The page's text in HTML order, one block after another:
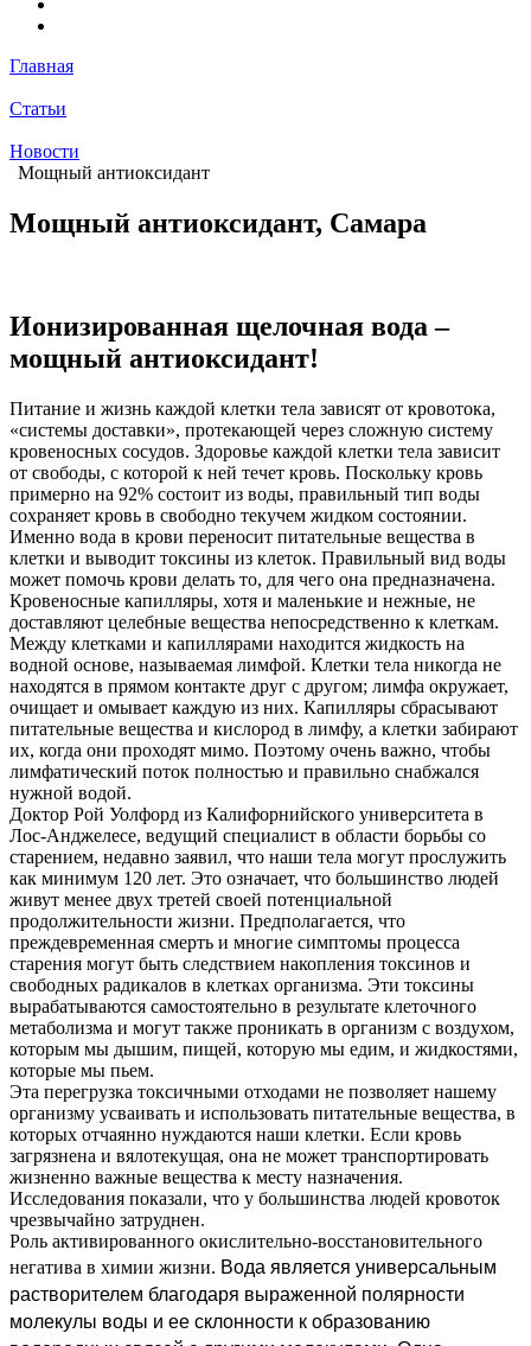
Главная
Статьи
Новости
Мощный антиоксидант
Мощный антиоксидант, Самара
Ионизированная щелочная вода –
мощный антиоксидант!
Питание и жизнь каждой клетки тела зависят от кровотока,
«системы доставки», протекающей через сложную систему
кровеносных сосудов. Здоровье каждой клетки тела зависит
от свободы, с которой к ней течет кровь. Поскольку кровь
примерно на 92% состоит из воды, правильный тип воды
сохраняет кровь в свободно текучем жидком состоянии.
Именно вода в крови переносит питательные вещества в
клетки и выводит токсины из клеток. Правильный вид воды
может помочь крови делать то, для чего она предназначена.
Кровеносные капилляры, хотя и маленькие и нежные, не
доставляют целебные вещества непосредственно к клеткам.
Между клетками и капиллярами находится жидкость на
водной основе, называемая лимфой. Клетки тела никогда не
находятся в прямом контакте друг с другом; лимфа окружает,
очищает и омывает каждую из них. Капилляры сбрасывают
питательные вещества и кислород в лимфу, а клетки забирают
их, когда они проходят мимо. Поэтому очень важно, чтобы
лимфатический поток полностью и правильно снабжался
нужной водой.
Доктор Рой Уолфорд из Калифорнийского университета в
Лос-Анджелесе, ведущий специалист в области борьбы со
старением, недавно заявил, что наши тела могут прослужить
как минимум 120 лет. Это означает, что большинство людей
живут менее двух третей своей потенциальной
продолжительности жизни. Предполагается, что
преждевременная смерть и многие симптомы процесса
старения могут быть следствием накопления токсинов и
свободных радикалов в клетках организма. Эти токсины
вырабатываются самостоятельно в результате клеточного
метаболизма и могут также проникать в организм с воздухом,
которым мы дышим, пищей, которую мы едим, и жидкостями,
которые мы пьем.
Эта перегрузка токсичными отходами не позволяет нашему
организму усваивать и использовать питательные вещества, в
которых отчаянно нуждаются наши клетки. Если кровь
загрязнена и вялотекущая, она не может транспортировать
жизненно важные вещества к месту назначения.
Исследования показали, что у большинства людей кровоток
чрезвычайно затруднен.
Роль активированного окислительно-восстановительного
негатива в химии жизни. Вода является универсальным
растворителем благодаря выраженной полярности
молекулы воды и ее склонности к образованию